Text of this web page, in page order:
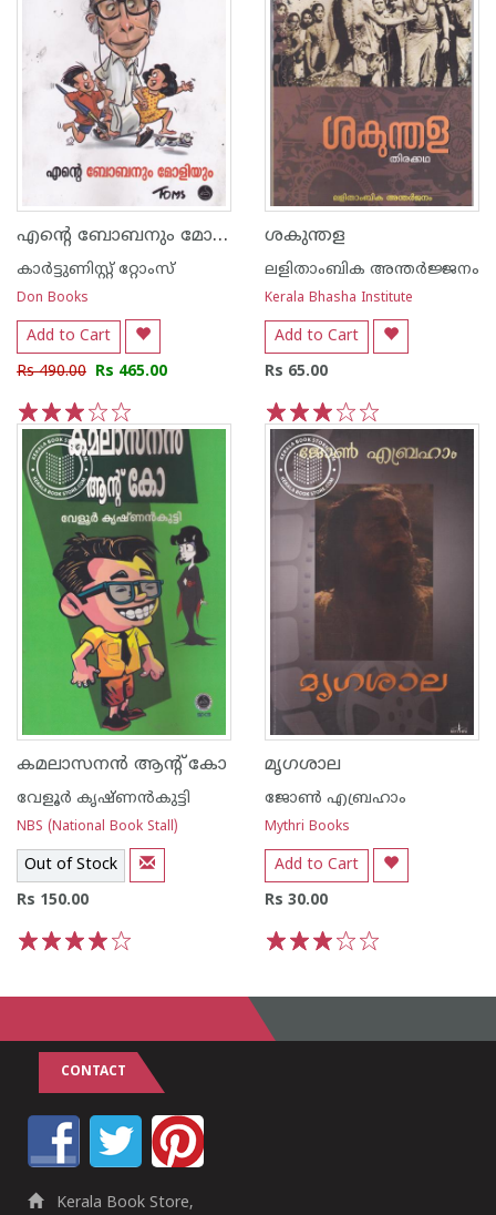
എന്റെ ബോബനും മോളിയും
കാര്‍ട്ടുണിസ്റ്റ് റ്റോംസ്
Don Books
Add to Cart
Rs 490.00 Rs 465.00
5
4
3
2
1
ശകുന്തള
ലളിതാംബിക അന്തര്‍ജ്ജനം
Kerala Bhasha Institute
Add to Cart
Rs 65.00
5
4
3
2
1
കമലാസനന്‍ ആന്റ് കോ
വേളൂര്‍ കൃഷ്ണന്‍‌കുട്ടി
NBS (National Book Stall)
Out of Stock
Rs 150.00
മൃഗശാല
ജോണ്‍ എബ്രഹാം
Mythri Books
Add to Cart
Rs 30.00
CONTACT
Kerala Book Store,